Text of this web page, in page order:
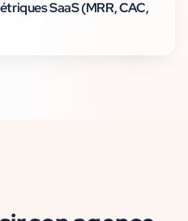
SaaS (MRR, CAC,